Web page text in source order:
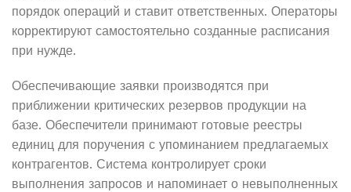
порядок операций и ставит ответственных. Операторы
корректируют самостоятельно созданные расписания
при нужде.
Обеспечивающие заявки производятся при
приближении критических резервов продукции на
базе. Обеспечители принимают готовые реестры
единиц для поручения с упоминанием предлагаемых
контрагентов. Система контролирует сроки
выполнения запросов и напоминает о невыполненных